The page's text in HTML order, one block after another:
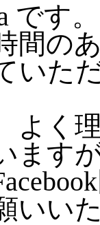
です。
間の
いた
よく
ます
いい